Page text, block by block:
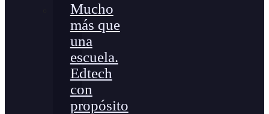
Mucho
más que
una
escuela.
Edtech
con
propósito